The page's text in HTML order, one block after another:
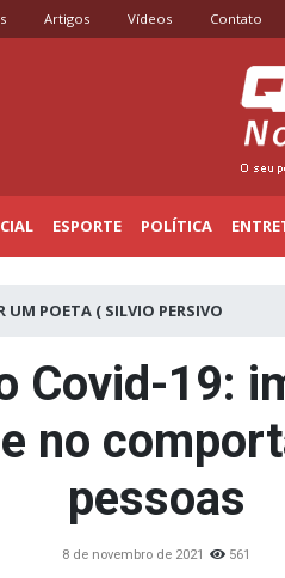
Artigos Vídeos Contato
ESPORTE POLÍTICA
UM POETA ( SILVIO PERSIVO
Covid-19:
no
pessoas
8 de novembro de 2021 561